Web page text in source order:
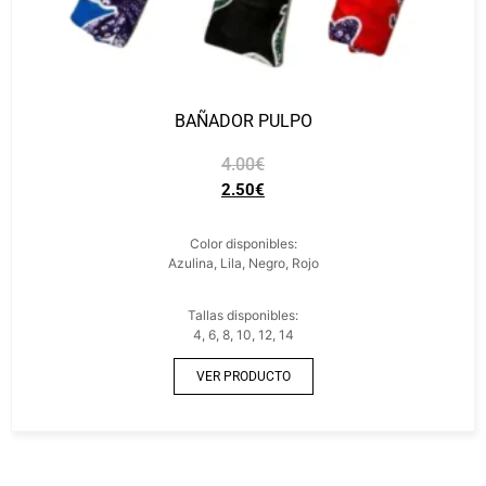
BAÑADOR PULPO
4.00€
2.50€
Color disponibles:
Azulina, Lila, Negro, Rojo
Tallas disponibles:
4, 6, 8, 10, 12, 14
VER PRODUCTO